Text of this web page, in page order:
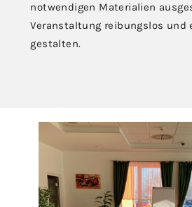
notwendigen Materialien
Veranstaltung reibungslos und
gestalten.